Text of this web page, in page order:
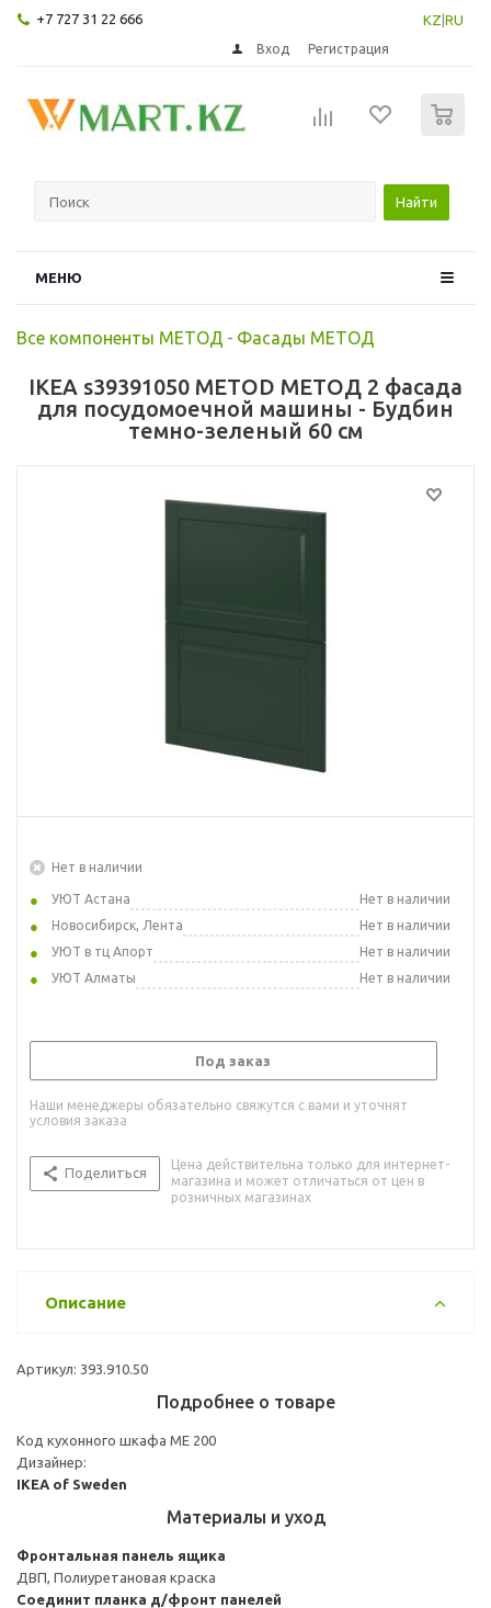
+7 727 31 22 666 KZ RU
Вход Регистрация
Найти
МЕНЮ
Все компоненты МЕТОД - Фасады МЕТОД
IKEA s39391050 METOD МЕТОД 2 фасада
для посудомоечной машины - Будбин
темно-зеленый 60 см
Нет в наличии
УЮТ Астана
Нет в наличии
Новосибирск, Лента
Нет в наличии
УЮТ в тц Апорт
Нет в наличии
УЮТ Алматы
Нет в наличии
Под заказ
Наши менеджеры обязательно свяжутся с вами и уточнят
условия заказа
Поделиться
Цена действительна только для интернет-
магазина и может отличаться от цен в
розничных магазинах
Описание
Артикул: 393.910.50
Подробнее о товаре
Код кухонного шкафа ME 200
Дизайнер:
IKEA of Sweden
Материалы и уход
Фронтальная панель ящика
ДВП, Полиуретановая краска
Соединит планка д/фронт панелей